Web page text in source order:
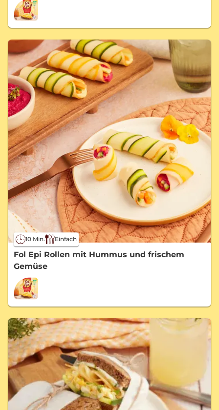
10 Min. Einfach
Fol Epi Rollen mit Hummus und frischem
Gemüse